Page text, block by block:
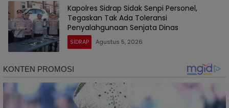
Kapolres Sidrap Sidak Senpi Personel,
Tegaskan Tak Ada Toleransi
Penyalahgunaan Senjata Dinas
SIDRAP Agustus 5, 2026